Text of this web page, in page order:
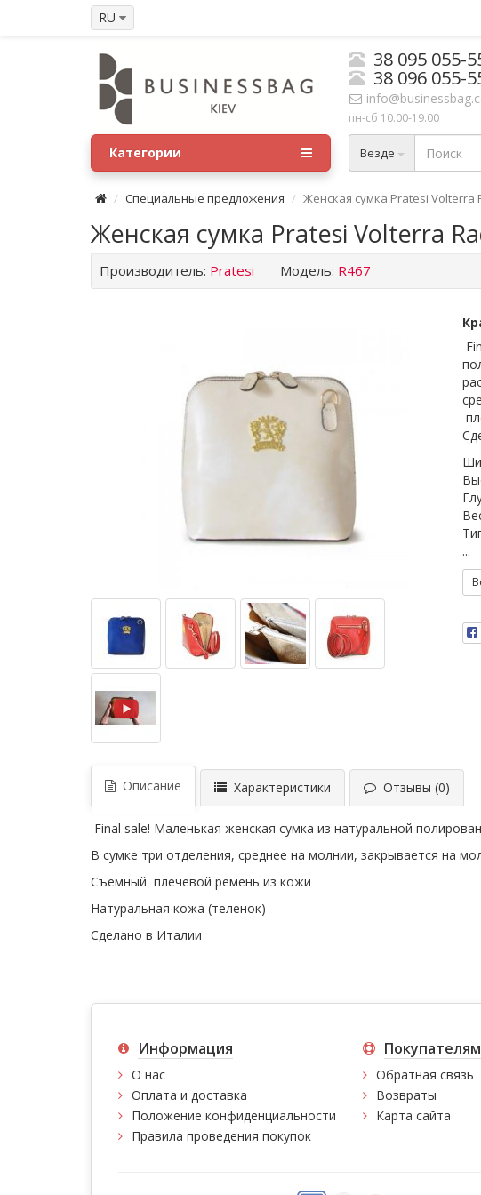
RU
38 095 055-
38 096 055-
пн-сб 10.00-19.00
Везде
Категории
Специальные предложения Женская сумка Pratesi Volterra
Женская сумка Pratesi Volterra
Производитель: Pratesi Модель: R467
...
Описание Характеристики Отзывы (0)
Final sale! Маленькая женская сумка из натуральной
В сумке три отделения, среднее на молнии, закрывается на
Съемный плечевой ремень из кожи
Натуральная кожа (теленок)
Сделано в Италии
Информация
О нас
Оплата и доставка
Положение конфиденциальности
Правила проведения покупок
Покупателям
Обратная связь
Возвраты
Карта сайта